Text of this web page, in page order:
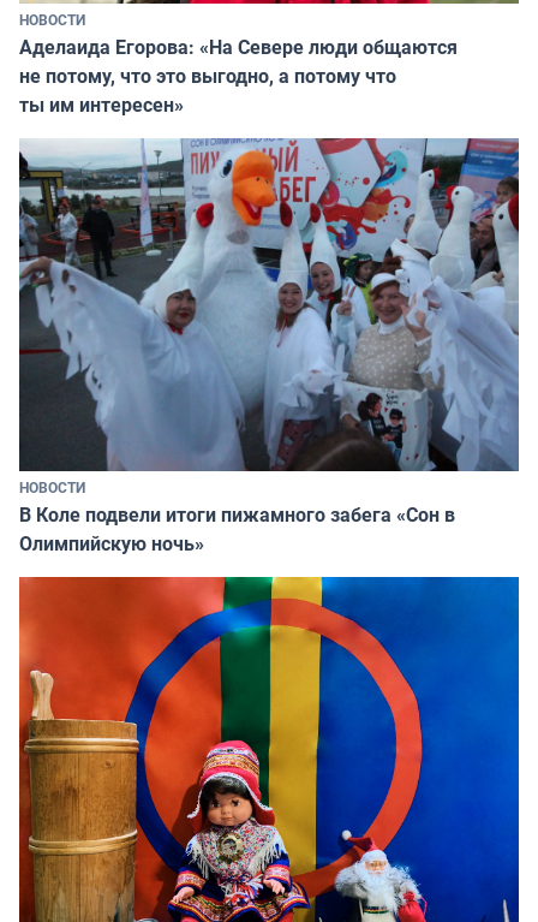
НОВОСТИ
Аделаида Егорова: «На Севере люди общаются
не потому, что это выгодно, а потому что
ты им интересен»
НОВОСТИ
В Коле подвели итоги пижамного забега «Сон в
Олимпийскую ночь»